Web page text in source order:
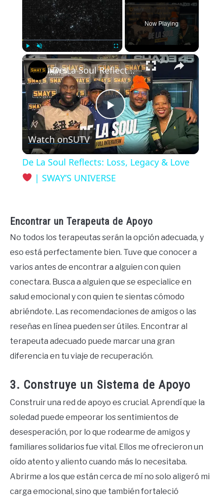
Play Unmute Fullscreen
Now Playing
×
Play
Video
De La Soul Reflects: Loss, Legacy & Love
Watch onSUTV
De La Soul Reflects: Loss, Legacy & Love
| SWAY’S UNIVERSE
Encontrar un Terapeuta de Apoyo
No todos los terapeutas serán la opción adecuada, y
eso está perfectamente bien. Tuve que conocer a
varios antes de encontrar a alguien con quien
conectara. Busca a alguien que se especialice en
salud emocional y con quien te sientas cómodo
abriéndote. Las recomendaciones de amigos o las
reseñas en línea pueden ser útiles. Encontrar al
terapeuta adecuado puede marcar una gran
diferencia en tu viaje de recuperación.
3. Construye un Sistema de Apoyo
Construir una red de apoyo es crucial. Aprendí que la
soledad puede empeorar los sentimientos de
desesperación, por lo que rodearme de amigos y
familiares solidarios fue vital. Ellos me ofrecieron un
oído atento y aliento cuando más lo necesitaba.
Abrirme a los que están cerca de mí no solo aligeró mi
carga emocional, sino que también fortaleció